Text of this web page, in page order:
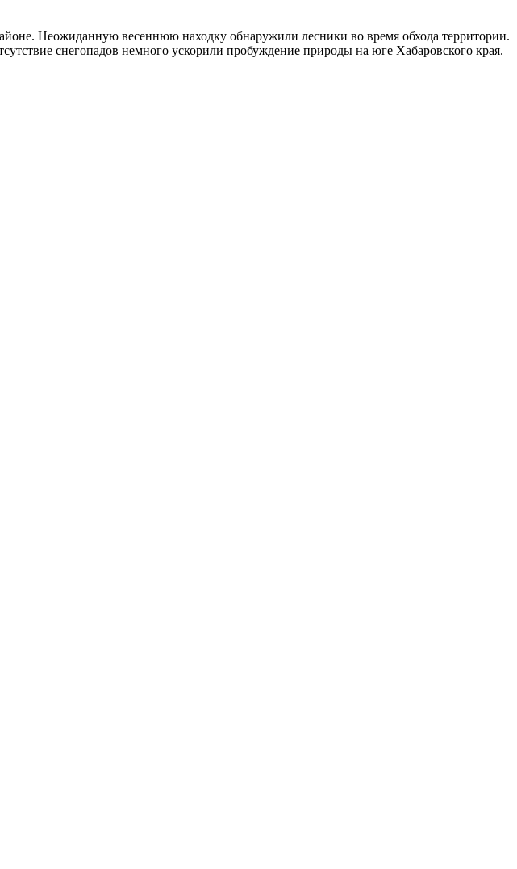
Неожиданную весеннюю находку обнаружили лесники во время обхода территории.
снегопадов немного ускорили пробуждение природы на юге Хабаровского края.